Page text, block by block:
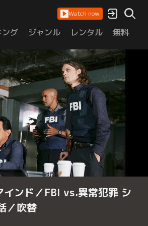
Watch now
ング ジャンル レンタル 無料
インド／FBI vs.異常犯罪 シ
／吹替